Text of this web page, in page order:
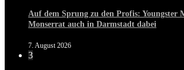
Auf dem Sprung zu den Profis: Youngster
Monserrat auch in Darmstadt dabei
7. August 2026
3